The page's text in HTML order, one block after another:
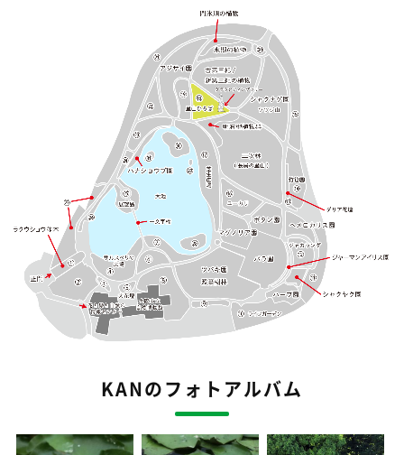
KANのフォトアルバム